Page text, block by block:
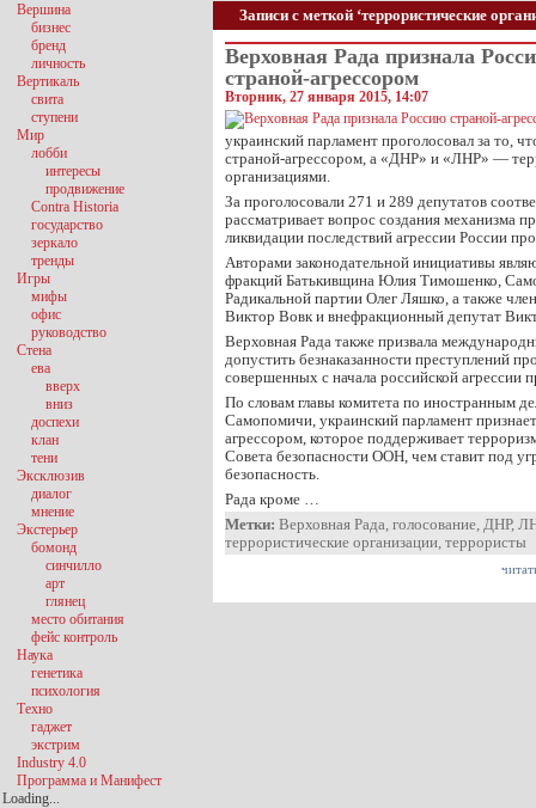
Записи с меткой ‘террористические
Верховная Рада признала
страной-агрессором
Вторник, 27 января 2015, 14:07
украинский парламент проголосовал за то,
страной-агрессором, а «ДНР» и «ЛНР» —
организациями.
За проголосовали 271 и 289 депутатов
рассматривает вопрос создания механизма
ликвидации последствий агрессии России
Авторами законодательной инициативы
фракций Батькивщина Юлия Тимошенко,
Радикальной партии Олег Ляшко, а также
Виктор Вовк и внефракционный депутат
Верховная Рада также призвала
допустить безнаказанности преступлений
совершенных с начала российской агрессии
По словам главы комитета по иностранным
Самопомичи, украинский парламент
агрессором, которое поддерживает
Совета безопасности ООН, чем ставит под
безопасность.
Рада кроме …
Метки: Верховная Рада, голосование, ДНР,
террористические организации, террористы
Вершина
бизнес
бренд
личность
Вертикаль
свита
ступени
Мир
лобби
интересы
продвижение
Contra Historia
государство
зеркало
тренды
Игры
мифы
офис
руководство
Стена
ева
вверх
вниз
доспехи
клан
тени
Эксклюзив
диалог
мнение
Экстерьер
бомонд
синчилло
арт
глянец
место обитания
фейс контроль
Наука
генетика
психология
Техно
гаджет
экстрим
Industry 4.0
Программа и Манифест
Loading...